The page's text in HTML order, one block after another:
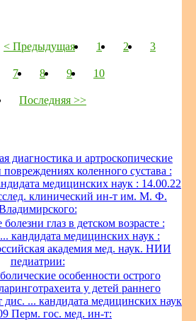
< Предыдущая 1 2 3
7 8 9 10
Последняя >>
диагностика и артроскопические
коленного сустава :
медицинских наук : 14.00.22
клинический ин-т им. М. Ф.
глаз в детском возрасте :
кандидата медицинских наук :
академия мед. наук. НИИ
педиатрии:
особенности острого
у детей раннего
дис. ... кандидата медицинских наук
Перм. гос. мед. ин-т: